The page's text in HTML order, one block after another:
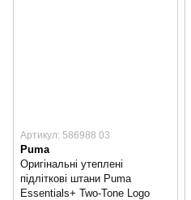
Артикул: 586988 03
Puma
Оригінальні утеплені
підліткові штани Puma
Essentials+ Two-Tone Logo